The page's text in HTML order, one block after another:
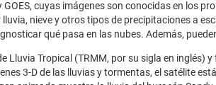
cuyas imágenes son conocidas en los
nieve y otros tipos de precipitaciones a
qué pasa en las nubes. Además,
Lluvia Tropical (TRMM, por su sigla en inglés)
3-D de las lluvias y tormentas, el satélite